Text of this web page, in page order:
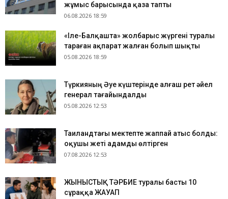
жұмыс барысында қаза тапты
06.08.2026 18:59
«Іле-Балқашта» жолбарыс жүргені туралы
тараған ақпарат жалған болып шықты
05.08.2026 18:59
Түркияның Әуе күштерінде алғаш рет әйел
генерал тағайындалды
05.08.2026 12:53
Таиландтағы мектепте жаппай атыс болды:
оқушы жеті адамды өлтірген
07.08.2026 12:53
ЖЫНЫСТЫҚ ТӘРБИЕ туралы басты 10
сұраққа ЖАУАП